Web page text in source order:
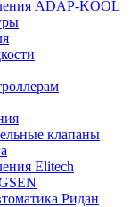
ADAP-KOOL
клапаны
Elitech
Ридан